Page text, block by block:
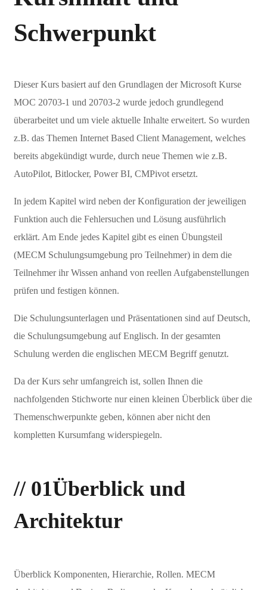
Schwerpunkt
Dieser Kurs basiert auf den Grundlagen der Microsoft Kurse
MOC 20703-1 und 20703-2 wurde jedoch grundlegend
überarbeitet und um viele aktuelle Inhalte erweitert. So wurden
z.B. das Themen Internet Based Client Management, welches
bereits abgekündigt wurde, durch neue Themen wie z.B.
AutoPilot, Bitlocker, Power BI, CMPivot ersetzt.
In jedem Kapitel wird neben der Konfiguration der jeweiligen
Funktion auch die Fehlersuchen und Lösung ausführlich
erklärt. Am Ende jedes Kapitel gibt es einen Übungsteil
(MECM Schulungsumgebung pro Teilnehmer) in dem die
Teilnehmer ihr Wissen anhand von reellen Aufgabenstellungen
prüfen und festigen können.
Die Schulungsunterlagen und Präsentationen sind auf Deutsch,
die Schulungsumgebung auf Englisch. In der gesamten
Schulung werden die englischen MECM Begriff genutzt.
Da der Kurs sehr umfangreich ist, sollen Ihnen die
nachfolgenden Stichworte nur einen kleinen Überblick über die
Themenschwerpunkte geben, können aber nicht den
kompletten Kursumfang widerspiegeln.
// 01Überblick und
Architektur
Überblick Komponenten, Hierarchie, Rollen. MECM